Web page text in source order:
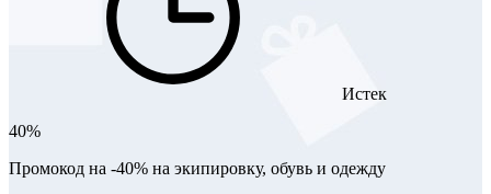
Истек
40%
Промокод на -40% на экипировку, обувь и одежду